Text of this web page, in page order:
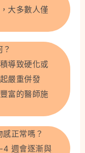
大多數人僅
導致硬化或
嚴重併發
富的醫師施
正常嗎？
4 週會逐漸與